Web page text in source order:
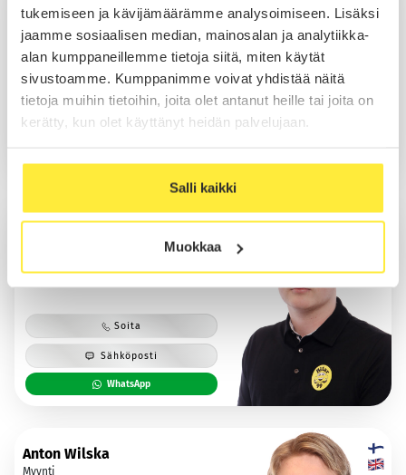
tukemiseen ja kävijämäärämme analysoimiseen. Lisäksi
jaamme sosiaalisen median, mainosalan ja analytiikka-
alan kumppaneillemme tietoja siitä, miten käytät
sivustoamme. Kumppanimme voivat yhdistää näitä
tietoja muihin tietoihin, joita olet antanut heille tai joita on
kerätty, kun olet käyttänyt heidän palvelujaan.
Salli kaikki
Muokkaa
Sähköposti
Eetu Pitkänen
Soita
Sähköposti
WhatsApp
Anton Wilska
Myynti